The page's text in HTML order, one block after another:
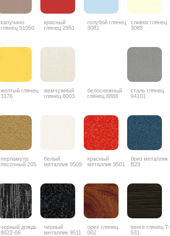
капучино
глянец 91050
красный
глянец 2951
голубой глянец
3081
сливки глянец
3085
желтый глянец
3176
жемчужный
глянец 8003
белоснежный
глянец 8888
сталь глянец
94101
перламутр
песочный 205
белый
металлик 9509
красный
металлик 9501
бриз металлик
B29
черный дождь
8022-06
черный
металлик 9511
орех глянец
002
венге глянец T-
531